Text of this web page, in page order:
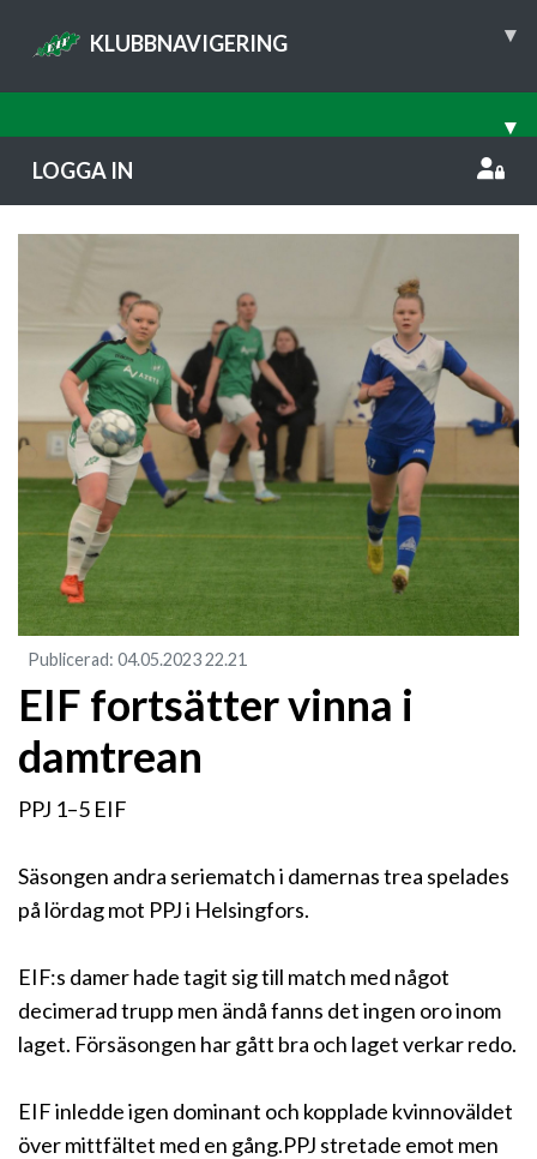
KLUBBNAVIGERING ▾
▾
LOGGA IN
Publicerad: 04.05.202322.21
EIF fortsätter vinna i
damtrean
PPJ 1–5 EIF
Säsongen andra seriematch i damernas trea spelades
på lördag mot PPJ i Helsingfors.
EIF:s damer hade tagit sig till match med något
decimerad trupp men ändå fanns det ingen oro inom
laget. Försäsongen har gått bra och laget verkar redo.
EIF inledde igen dominant och kopplade kvinnoväldet
över mittfältet med en gång.PPJ stretade emot men